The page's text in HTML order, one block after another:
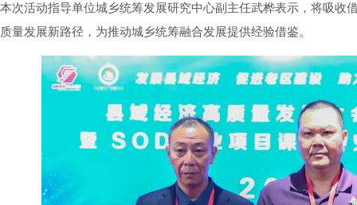
本次活动指导单位城乡统筹发展研究中心副主任武桦表示，将吸收
质量发展新路径，为推动城乡统筹融合发展提供经验借鉴。